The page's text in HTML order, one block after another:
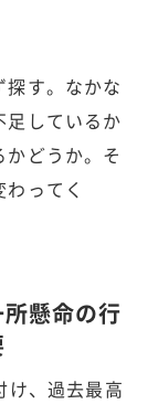
探す。なかな
足しているか
どうか。そ
ってく
懸命の行
、過去最高